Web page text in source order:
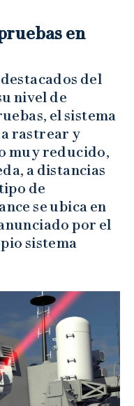
en
del
nivel de
el sistema
rastrear y
muy reducido,
a distancias
de
se ubica en
por el
sistema